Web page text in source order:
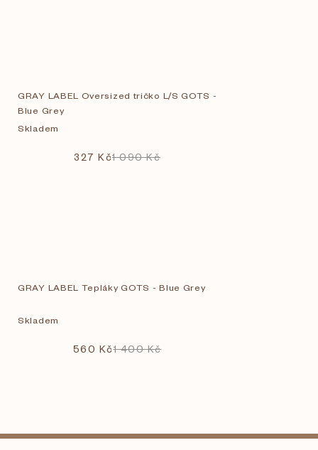
GRAY LABEL Oversized tričko L/S GOTS -
Blue Grey
Skladem
327 Kč1 090 Kč
GRAY LABEL Tepláky GOTS - Blue Grey
Skladem
560 Kč1 400 Kč